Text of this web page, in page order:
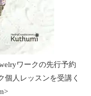
ワークの先行予約
個人レッスンを受講く